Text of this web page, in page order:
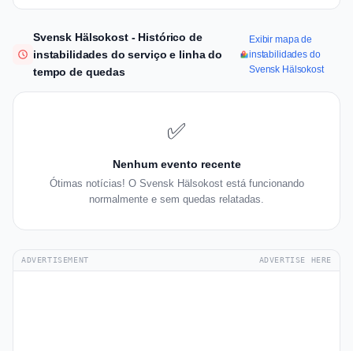
Svensk Hälsokost - Histórico de
instabilidades do serviço e linha do
tempo de quedas
Exibir mapa de
instabilidades do
Svensk Hälsokost
✅
Nenhum evento recente
Ótimas notícias! O Svensk Hälsokost está funcionando
normalmente e sem quedas relatadas.
ADVERTISEMENT ADVERTISE HERE